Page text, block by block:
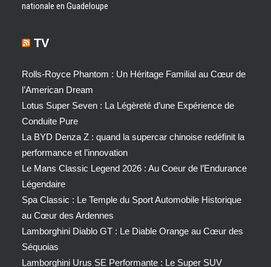
nationale en Guadeloupe
TV
Rolls-Royce Phantom : Un Héritage Familial au Cœur de
l’American Dream
Lotus Super Seven : La Légèreté d’une Expérience de
Conduite Pure
La BYD Denza Z : quand la supercar chinoise redéfinit la
performance et l’innovation
Le Mans Classic Legend 2026 : Au Coeur de l’Endurance
Légendaire
Spa Classic : Le Temple du Sport Automobile Historique
au Cœur des Ardennes
Lamborghini Diablo GT : Le Diable Orange au Cœur des
Séquoias
Lamborghini Urus SE Performante : Le Super SUV